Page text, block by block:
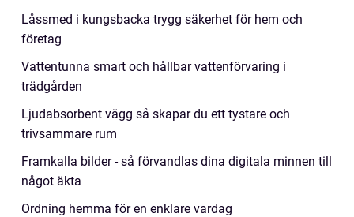
Låssmed i kungsbacka trygg säkerhet för hem och
företag
Vattentunna smart och hållbar vattenförvaring i
trädgården
Ljudabsorbent vägg så skapar du ett tystare och
trivsammare rum
Framkalla bilder - så förvandlas dina digitala minnen till
något äkta
Ordning hemma för en enklare vardag